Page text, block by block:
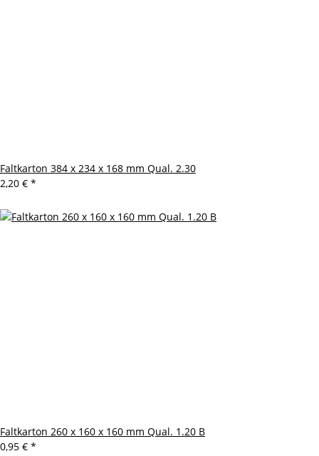
Faltkarton 384 x 234 x 168 mm Qual. 2.30
2,20 € *
Faltkarton 260 x 160 x 160 mm Qual. 1.20 B
0,95 € *